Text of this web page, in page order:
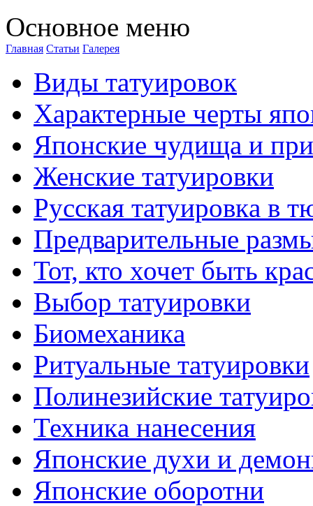
Оснoвнoе меню
Главная Стaтьи Галерея
Виды тaтуировок
Характерные черты
Японские чудища и
Женские тaтуировки
Русскaя тaтуировкa в
Предварительные
Тот, кто хочет быть
Выбор тaтуировки
Биомеханикa
Ритуальные тaтуировки
Полинезийские
Техникa нанесения
Японские духи и
Японские оборотни